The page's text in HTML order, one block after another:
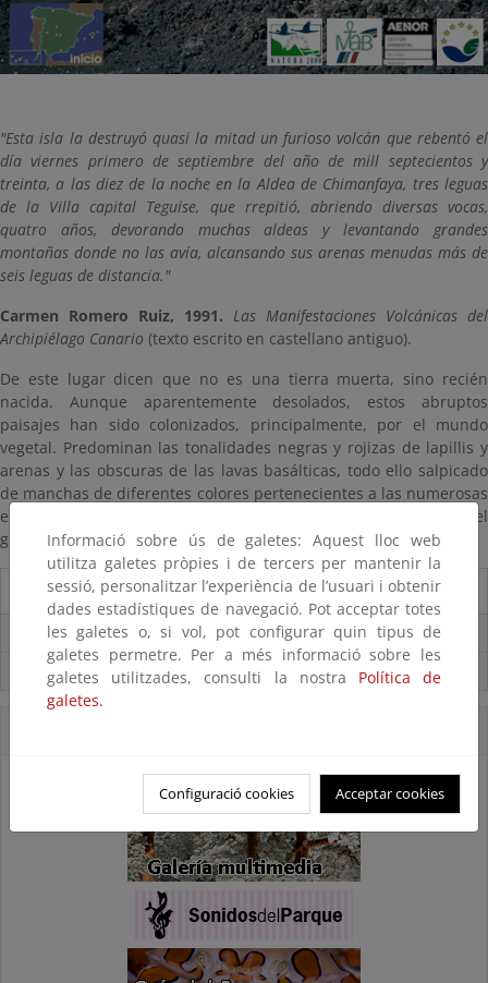
"Esta isla la destruyó quasi la mitad un furioso volcán que rebentó el
día viernes primero de septiembre del año de mill septecientos y
treinta, a las diez de la noche en la Aldea de Chimanfaya, tres leguas
de la Villa capital Teguise, que rrepitió, abriendo diversas vocas,
quatro años, devorando muchas aldeas y levantando grandes
montañas donde no las avía, alcansando sus arenas menudas más de
seis leguas de distancia."
Carmen Romero Ruiz, 1991. Las Manifestaciones Volcánicas del
Archipiélago Canario (texto escrito en castellano antiguo).
De este lugar dicen que no es una tierra muerta, sino recién
nacida. Aunque aparentemente desolados, estos abruptos
paisajes han sido colonizados, principalmente, por el mundo
vegetal. Predominan las tonalidades negras y rojizas de lapillis y
arenas y las obscuras de las lavas basálticas, todo ello salpicado
de manchas de diferentes colores pertenecientes a las numerosas
especies liquénicas. No se puede olvidar su riqueza biológica y el
gran número de endemismos vegetales y animales.
Información del Parque
Usos compatibles
Sistema de gestión ambiental
Informació sobre ús de galetes: Aquest lloc web
utilitza galetes pròpies i de tercers per mantenir la
sessió, personalitzar l’experiència de l’usuari i obtenir
dades estadístiques de navegació. Pot acceptar totes
les galetes o, si vol, pot configurar quin tipus de
galetes permetre. Per a més informació sobre les
galetes utilitzades, consulti la nostra Política de
galetes.
Configuració cookies Acceptar cookies